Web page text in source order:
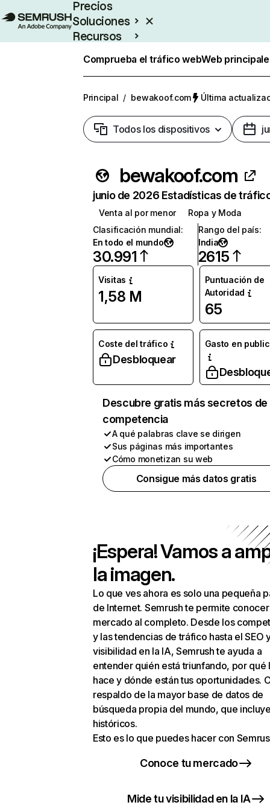
Precios
Soluciones
Recursos
Comprueba el tráfico webWeb
Principal / bewakoof.com Última
Todos los dispositivos
bewakoof.com
junio de 2026 Estadísticas de
Venta al por menor
Ropa y Moda
Clasificación mundial:
En todo el mundo
30.991
Rango del país:
India
2615
Visitas
1,58 M
Puntuación de
Autoridad
65
Coste del tráfico
Desbloquear
Gasto en
Descubre gratis más secretos de
competencia
A qué palabras clave se dirigen
Sus páginas más importantes
Cómo monetizan su web
Consigue más datos gratis
¡Espera! Vamos a
la imagen.
Lo que ves ahora es solo una pequeña
de Internet. Semrush te permite
mercado al completo. Desde los
y las tendencias de tráfico hasta el SEO
visibilidad en la IA, Semrush te ayuda a
entender quién está triunfando, por qué
hace y dónde están tus oportunidades.
respaldo de la mayor base de datos de
búsqueda propia del mundo, que
históricos.
Esto es lo que puedes hacer con
Conoce tu mercado
Mide tu visibilidad en la IA